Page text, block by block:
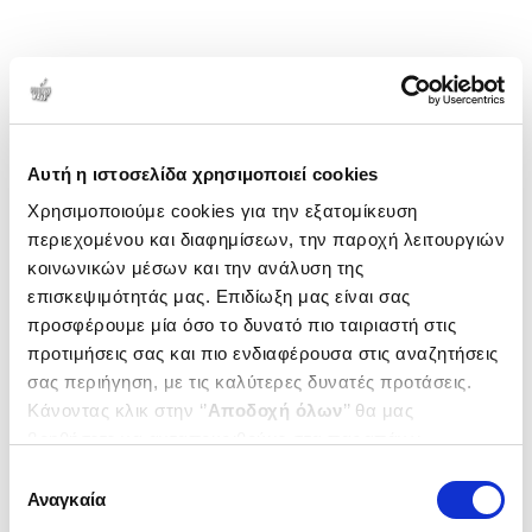
Αυτή η ιστοσελίδα χρησιμοποιεί cookies
Χρησιμοποιούμε cookies για την εξατομίκευση
περιεχομένου και διαφημίσεων, την παροχή λειτουργιών
κοινωνικών μέσων και την ανάλυση της
επισκεψιμότητάς μας. Επιδίωξη μας είναι σας
προσφέρουμε μία όσο το δυνατό πιο ταιριαστή στις
προτιμήσεις σας και πιο ενδιαφέρουσα στις αναζητήσεις
σας περιήγηση, με τις καλύτερες δυνατές προτάσεις.
Κάνοντας κλικ στην ‘’Αποδοχή όλων’’ θα μας
ενδιαφέρουν και να επιλέξετε από τα παρακάτω με την
΄΄και να ενημερωθείτε σχετικά με
συγκατάθεσης
Αναγκαία